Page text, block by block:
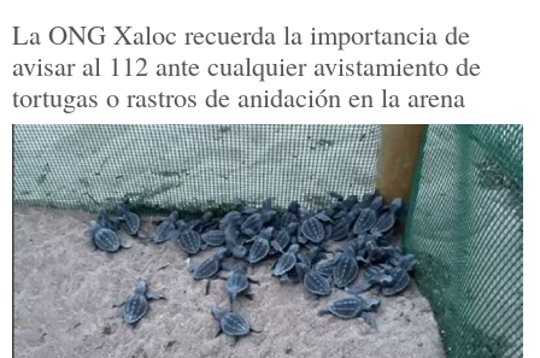
La ONG Xaloc recuerda la importancia de
avisar al 112 ante cualquier avistamiento de
tortugas o rastros de anidación en la arena